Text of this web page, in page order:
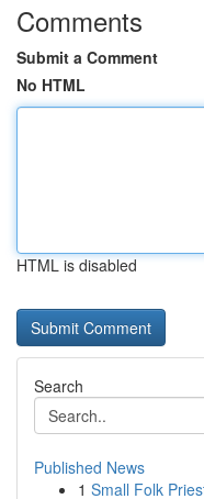
Comments
Submit a Comment
No HTML
HTML is disabled
Search
Published News
1 Small Folk